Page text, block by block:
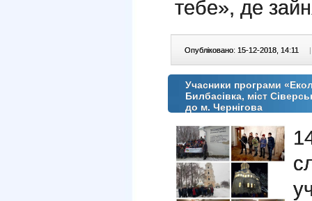
тебе», де
Опубліковано: 15-12-2018, 14:11 |
Учасники програми
Билбасівка, міст
до м. Чернігова